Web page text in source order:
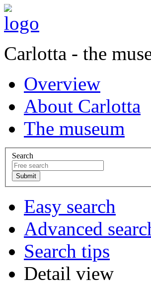
Carlotta - the
Overview
About Carlotta
The museum
Search
Easy search
Advanced
Search tips
Detail view